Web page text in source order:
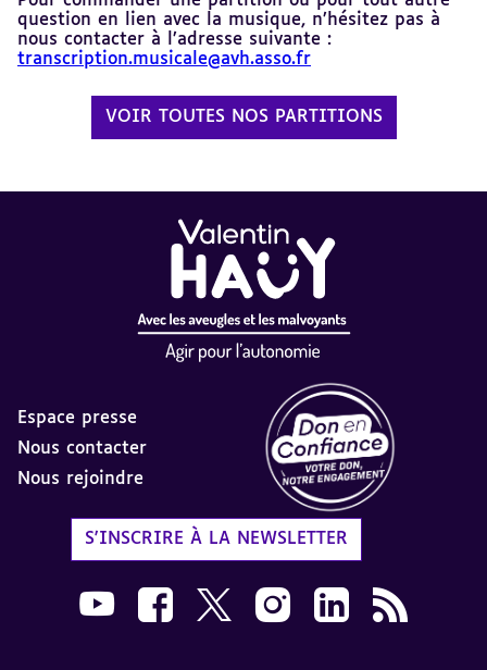
question en lien avec la musique, n’hésitez pas à
nous contacter à l’adresse suivante :
transcription.musicale@avh.asso.fr
VOIR TOUTES NOS PARTITIONS
Espace presse
Nous contacter
Nous rejoindre
S'INSCRIRE À LA NEWSLETTER
Nous suivre sur Youtube AVH dans une
Nous suivre sur Facebook AVH dans
Nous suivre sur X AVH dans une
Nous suivre sur Instagram
Nous suivre sur
Flux RSS